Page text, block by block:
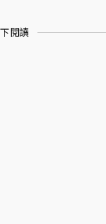
閱讀